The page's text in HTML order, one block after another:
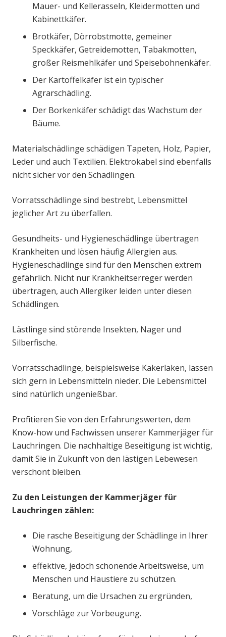
Mauer- und Kellerasseln, Kleidermotten und
Kabinettkäfer.
Brotkäfer, Dörrobstmotte, gemeiner
Speckkäfer, Getreidemotten, Tabakmotten,
großer Reismehlkäfer und Speisebohnenkäfer.
Der Kartoffelkäfer ist ein typischer
Agrarschädling.
Der Borkenkäfer schädigt das Wachstum der
Bäume.
Materialschädlinge schädigen Tapeten, Holz, Papier,
Leder und auch Textilien. Elektrokabel sind ebenfalls
nicht sicher vor den Schädlingen.
Vorratsschädlinge sind bestrebt, Lebensmittel
jeglicher Art zu überfallen.
Gesundheits- und Hygieneschädlinge übertragen
Krankheiten und lösen häufig Allergien aus.
Hygieneschädlinge sind für den Menschen extrem
gefährlich. Nicht nur Krankheitserreger werden
übertragen, auch Allergiker leiden unter diesen
Schädlingen.
Lästlinge sind störende Insekten, Nager und
Silberfische.
Vorratsschädlinge, beispielsweise Kakerlaken, lassen
sich gern in Lebensmitteln nieder. Die Lebensmittel
sind natürlich ungenießbar.
Profitieren Sie von den Erfahrungswerten, dem
Know-how und Fachwissen unserer Kammerjäger für
Lauchringen. Die nachhaltige Beseitigung ist wichtig,
damit Sie in Zukunft von den lästigen Lebewesen
verschont bleiben.
Zu den Leistungen der Kammerjäger für
Lauchringen zählen:
Die rasche Beseitigung der Schädlinge in Ihrer
Wohnung,
effektive, jedoch schonende Arbeitsweise, um
Menschen und Haustiere zu schützen.
Beratung, um die Ursachen zu ergründen,
Vorschläge zur Vorbeugung.